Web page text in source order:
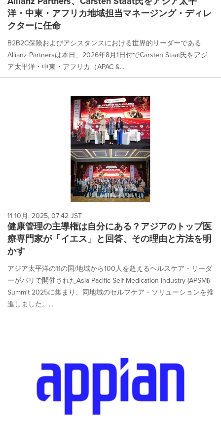
洋・中東・アフリカ地域担当マネージング・ディレ
クターに任命
B2B2C保険およびアシスタンスにおける世界的リーダーである
Allianz Partnersは本日、2026年8月1日付でCarsten Staat氏をアジ
ア太平洋・中東・アフリカ（APAC &...
11 10月, 2025, 07:42 JST
健康管理の主導権は自分にある？アジアのトップ医
療専門家が「イエス」と回答、その理由と方法を明
かす
アジア太平洋の11の国/地域から100人を超えるヘルスケア・リーダ
ーがバリで開催されたAsia Pacific Self-Medication Industry (APSMI)
Summit 2025に集まり、同地域のセルフケア・ソリューションを推
進しました。...